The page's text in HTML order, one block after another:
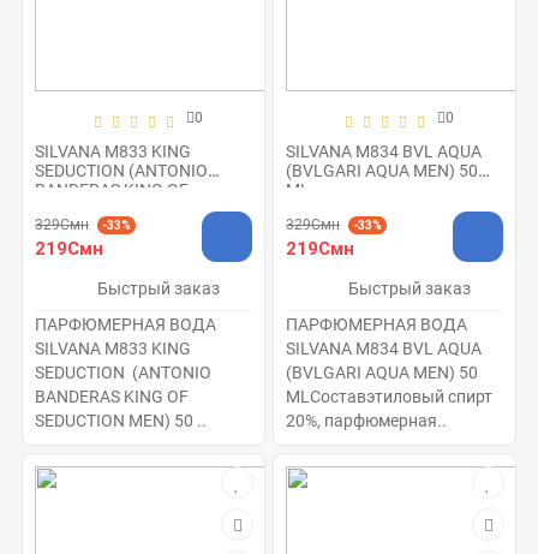
0
SILVANA M833 KING
SEDUCTION (ANTONIO
BANDERAS KING OF
SEDUCTION MEN) 50 ML
329Смн -33%
219Смн
Быстрый заказ
ПАРФЮМЕРНАЯ ВОДА
SILVANA M833 KING
SEDUCTION (ANTONIO
BANDERAS KING OF
SEDUCTION MEN) 50 ..
0
SILVANA M834 BVL AQUA
(BVLGARI AQUA MEN) 50
ML
329Смн -33%
219Смн
Быстрый заказ
ПАРФЮМЕРНАЯ ВОДА
SILVANA M834 BVL AQUA
(BVLGARI AQUA MEN) 50
MLСоставэтиловый спирт
20%, парфюмерная..